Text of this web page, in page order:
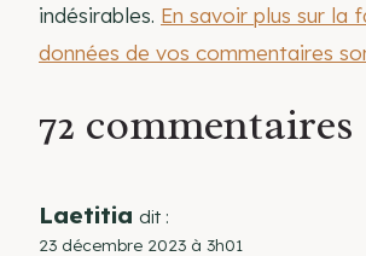
indésirables. En savoir plus sur la
données de vos commentaires
72 commentaires
Laetitia dit :
23 décembre 2023 à 3h01